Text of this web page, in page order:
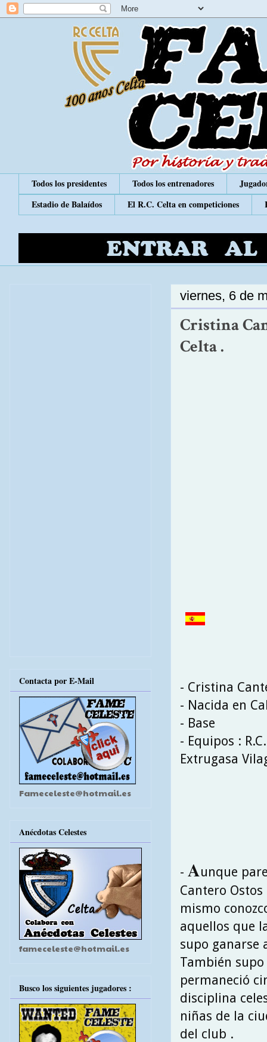
Todos los presidentes Todos los entrenadores
Estadio de Balaídos
El R.C. Celta en competiciones
viernes, 6 de
Cristina
Celta .
- Cristina
- Nacida en
- Base
- Equipos :
Extrugasa
- Aunque
Cantero
mismo
aquellos que
supo ganarse
También
permaneció
disciplina
niñas de la
del club .
Contacta por E-Mail
Fameceleste@hotmail.es
Anécdotas Celestes
fameceleste@hotmail.es
Busco los siguientes jugadores :